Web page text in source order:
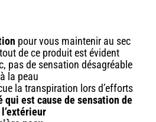
pour vous maintenir au sec
de ce produit est évident
pas de sensation désagréable
la peau
la transpiration lors d’efforts
qui est cause de sensation de